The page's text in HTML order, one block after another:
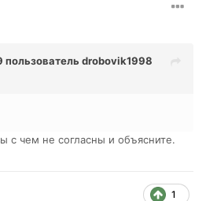
пользователь drobovik1998
с чем не согласны и объясните.
1